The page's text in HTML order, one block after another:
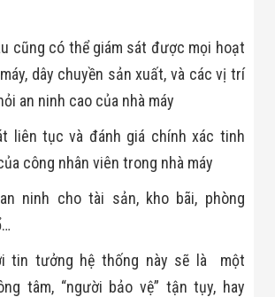
cũng có thể giám sát được mọi hoạt
dây chuyền sản xuất, và các vị trí
an ninh cao của nhà máy
liên tục và đánh giá chính xác tinh
công nhân viên trong nhà máy
ninh cho tài sản, kho bãi, phòng
tin tưởng hệ thống này sẽ là một
tâm, “người bảo vệ” tận tụy, hay